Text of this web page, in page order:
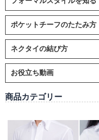
ポケットチーフのたたみ方
ネクタイの結び方
お役立ち動画
商品カテゴリー